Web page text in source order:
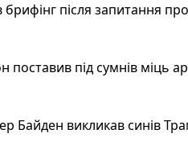
після запитання
під сумнів міць
Байден викликав синів